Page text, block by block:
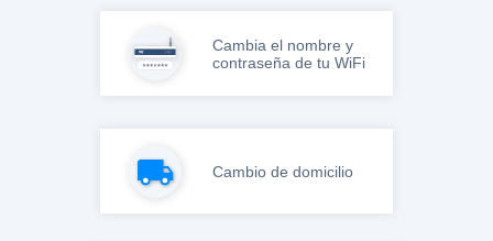
Cambia el nombre y
contraseña de tu WiFi
Cambio de domicilio